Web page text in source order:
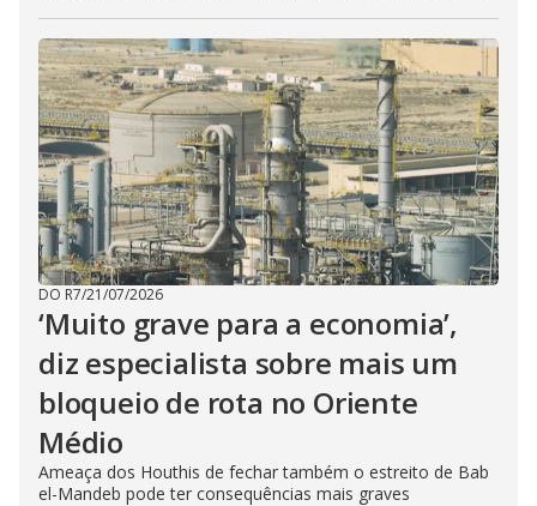
DO R7/21/07/2026
‘Muito grave para a economia’,
diz especialista sobre mais um
bloqueio de rota no Oriente
Médio
Ameaça dos Houthis de fechar também o estreito de Bab
el-Mandeb pode ter consequências mais graves